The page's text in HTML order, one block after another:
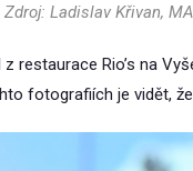
Zdroj: Ladislav Křivan,
restaurace Rio’s na
fotografiích je vidět,